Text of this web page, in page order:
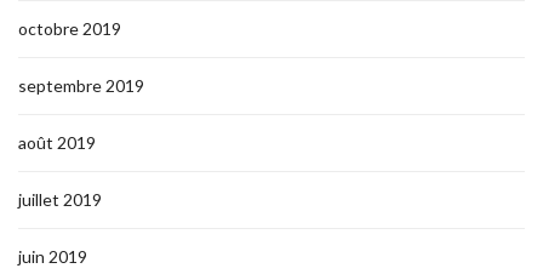
octobre 2019
septembre 2019
août 2019
juillet 2019
juin 2019